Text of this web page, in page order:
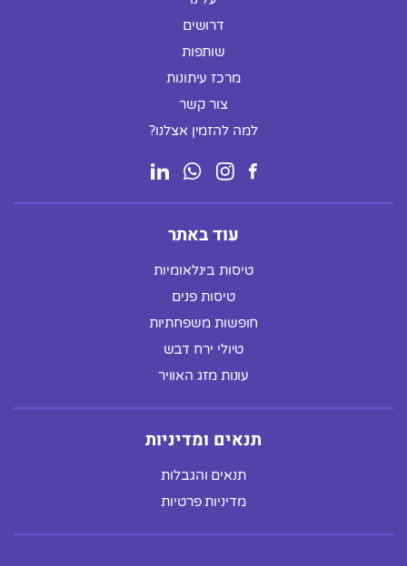
דרושים
שותפות
מרכז עיתונות
צור קשר
למה להזמין אצלנו?
עוד באתר
טיסות בינלאומיות
טיסות פנים
חופשות משפחתיות
טיולי ירח דבש
עונות מזג האוויר
תנאים ומדיניות
תנאים והגבלות
מדיניות פרטיות